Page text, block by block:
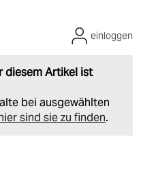
diesem Artikel ist
bei ausgewählten
sind sie zu finden.
einloggen